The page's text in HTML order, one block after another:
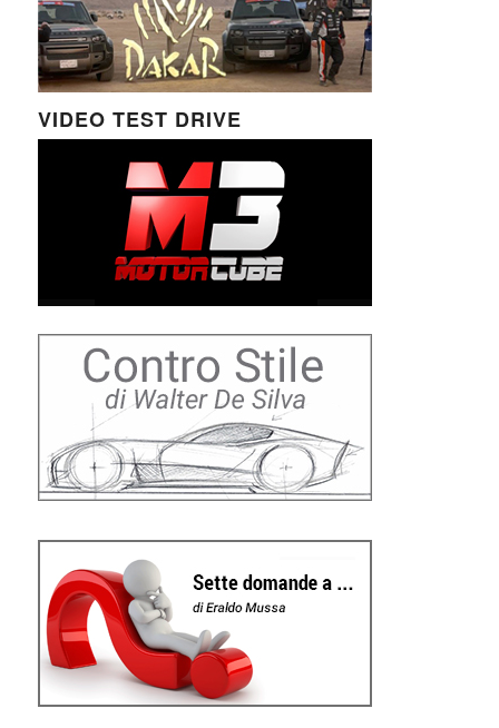
VIDEO TEST DRIVE